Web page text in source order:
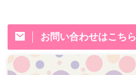
お問い合わせはこちら